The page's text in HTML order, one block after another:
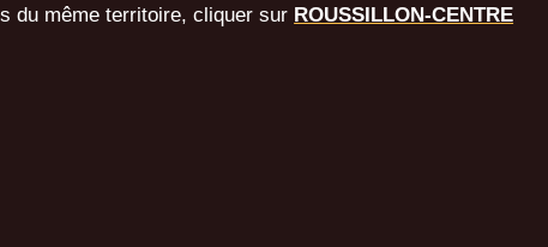
du même territoire, cliquer sur ROUSSILLON-CENTRE